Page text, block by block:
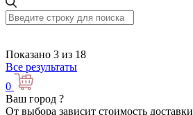
Показано 3 из 18
Все результаты
0
Ваш город ?
От выбора зависит стоимость доставки